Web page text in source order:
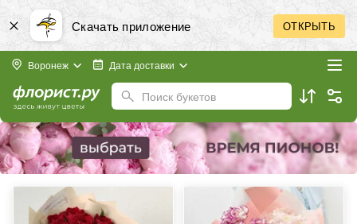
Скачать приложение ОТКРЫТЬ
Воронеж Дата доставки
Поиск букетов